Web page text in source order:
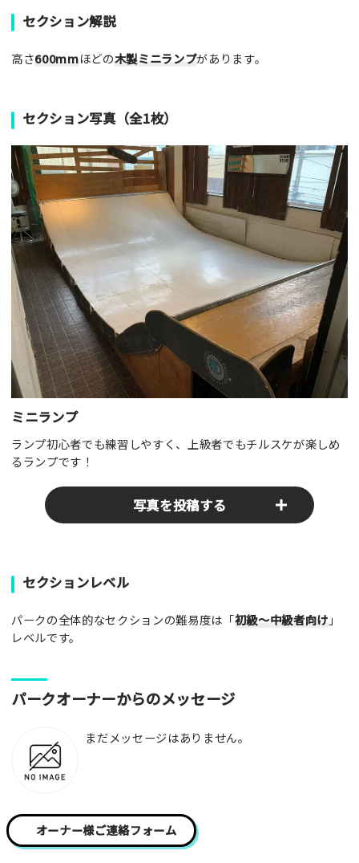
セクション解説
高さ600mmほどの木製ミニランプがあります。
セクション写真（全1枚）
ミニランプ
ランプ初心者でも練習しやすく、上級者でもチルスケが楽しめ
るランプです！
写真を投稿する
パークやスポットの写真をぜひお送りください！あなたの写真
がみんなの参考となります！
写真
[text photo1alt placeholder "写真の解説※任意]
写真
セクションレベル
パークの全体的なセクションの難易度は「初級～中級者向け 」
レベルです。
パークオーナーからのメッセージ
まだメッセージはありません。
オーナー様ご連絡フォーム